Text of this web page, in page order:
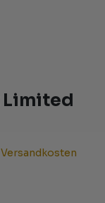
Limited
Versandkosten